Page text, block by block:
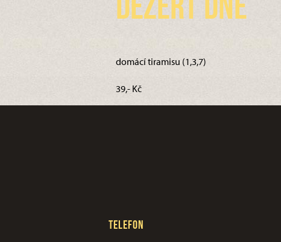
domácí tiramisu (1,3,7)
39,- Kč
Telefon